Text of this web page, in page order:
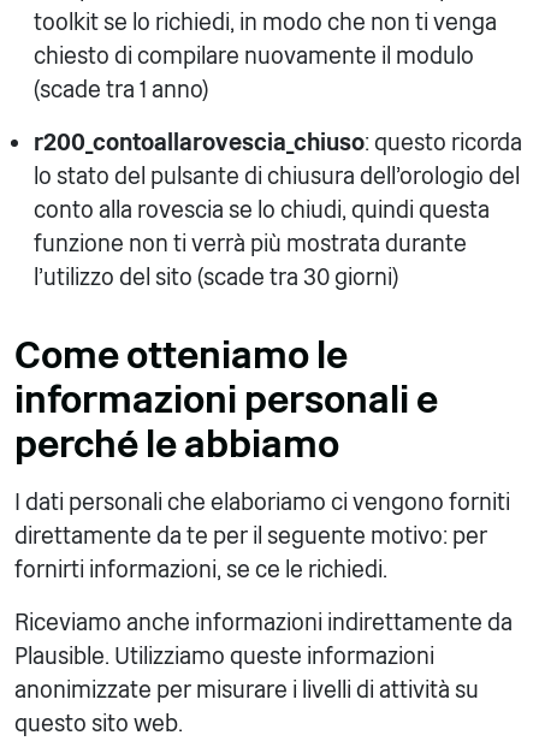
toolkit se lo richiedi, in modo che non ti venga
chiesto di compilare nuovamente il modulo
(scade tra 1 anno)
r200_contoallarovescia_chiuso: questo ricorda
lo stato del pulsante di chiusura dell'orologio del
conto alla rovescia se lo chiudi, quindi questa
funzione non ti verrà più mostrata durante
l'utilizzo del sito (scade tra 30 giorni)
Come otteniamo le
informazioni personali e
perché le abbiamo
I dati personali che elaboriamo ci vengono forniti
direttamente da te per il seguente motivo: per
fornirti informazioni, se ce le richiedi.
Riceviamo anche informazioni indirettamente da
Plausible. Utilizziamo queste informazioni
anonimizzate per misurare i livelli di attività su
questo sito web.